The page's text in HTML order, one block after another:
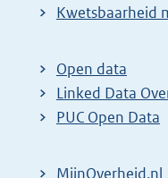
E
t
e
r
Kwetsbaarheid
Open data
Linked Data
PUC Open Data
MijnOverheid.nl